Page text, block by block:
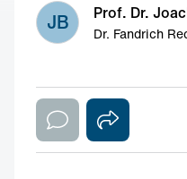
JB Prof. Dr.
Dr. Fandrich